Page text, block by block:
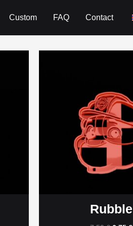
Custom FAQ Contact
Rubble